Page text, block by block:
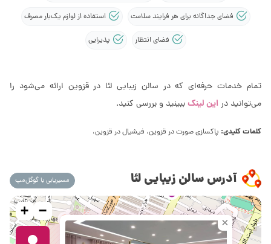
فضای جداگانه برای هر فرایند سلامت استفاده از لوازم یک‌بار مصرف
فضای انتظار پذیرایی
تمام خدمات حرفه‌ای که در سالن زیبایی لئا در قزوین ارائه می‌شود را
می‌توانید در این لینکببینید و بررسی کنید.
کلمات کلیدی: پاکسازی صورت در قزوین، فیشیال در قزوین،
آدرس سالن زیبایی لئا مسیریابی با گوگل‌مپ
×
+ −